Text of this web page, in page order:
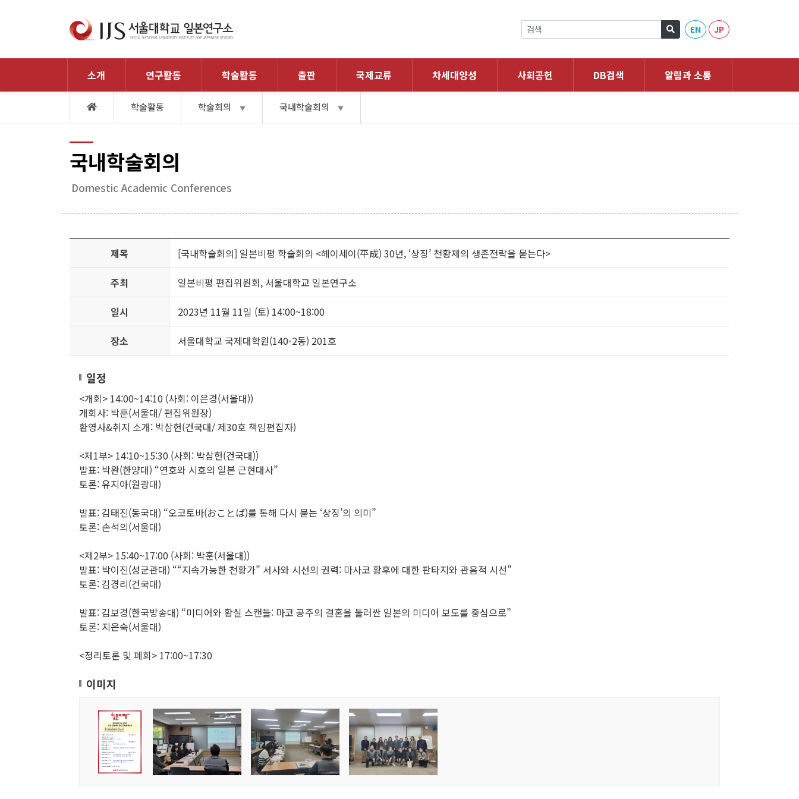
EN JP
소개 연구활동 학술활동 출판 국제교류 차세대양성 사회공헌 DB검색 알림과 소통
학술활동 학술회의 ▼ 국내학술회의 ▼
국내학술회의
Domestic Academic Conferences
제목 [국내학술회의] 일본비평 학술회의 <헤이세이(平成) 30년, ‘상징’ 천황제의 생존전략을 묻는다>
주최 일본비평 편집위원회, 서울대학교 일본연구소
일시 2023년 11월 11일 (토) 14:00~18:00
장소 서울대학교 국제대학원(140-2동) 201호
일정
<개회> 14:00~14:10 (사회: 이은경(서울대))
개회사: 박훈(서울대/ 편집위원장)
환영사&취지 소개: 박삼헌(건국대/ 제30호 책임편집자)
<제1부> 14:10~15:30 (사회: 박삼헌(건국대))
발표: 박완(한양대) “연호와 시호의 일본 근현대사”
토론: 유지아(원광대)
발표: 김태진(동국대) “오코토바(おことば)를 통해 다시 묻는 ‘상징’의 의미”
토론: 손석의(서울대)
<제2부> 15:40~17:00 (사회: 박훈(서울대))
발표: 박이진(성균관대) ““지속가능한 천황가” 서사와 시선의 권력: 마사코 황후에 대한 판타지와 관음적 시선”
토론: 김경리(건국대)
발표: 김보경(한국방송대) “미디어와 황실 스캔들: 마코 공주의 결혼을 둘러싼 일본의 미디어 보도를 중심으로”
토론: 지은숙(서울대)
<정리토론 및 폐회> 17:00~17:30
이미지